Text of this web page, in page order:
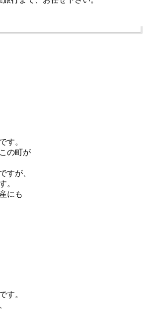
す。
の町が
すが、
。
にも
す。